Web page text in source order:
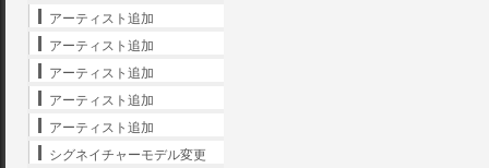
アーティスト追加
アーティスト追加
アーティスト追加
アーティスト追加
アーティスト追加
シグネイチャーモデル変更